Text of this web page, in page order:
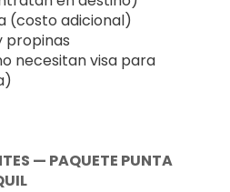
(costo adicional)
propinas
necesitan visa para
— PAQUETE PUNTA